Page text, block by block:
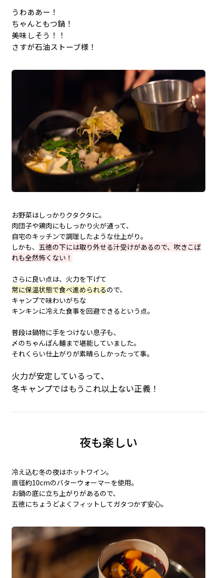
うわああー！
ちゃんともつ鍋！
美味しそう！！
さすが石油ストーブ様！
お野菜はしっかりクタクタに。
肉団子や鶏肉にもしっかり火が通って、
自宅のキッチンで調理したような仕上がり。
しかも、 五徳の下には取り外せる汁受けがあるので、吹きこぼ
れも全然怖くない！
さらに良い点は、火力を下げて
常に保温状態で食べ進められるので、
キャンプで味わいがちな
キンキンに冷えた食事を回避できるという点。
普段は鍋物に手をつけない息子も、
〆のちゃんぽん麺まで堪能していました。
それくらい仕上がりが素晴らしかったって事。
火力が安定しているって、
冬キャンプではもうこれ以上ない正義！
夜も楽しい
冷え込む冬の夜はホットワイン。
直径約10cmのバターウォーマーを使用。
お鍋の底に立ち上がりがあるので、
五徳にちょうどよくフィットしてガタつかず安心。